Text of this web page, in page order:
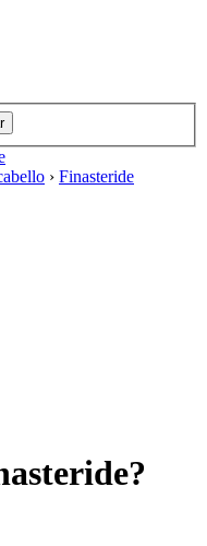
› Finasteride